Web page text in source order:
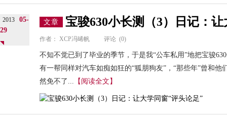
2013
05-
29
文章 宝骏630小长测（3）日记：
作者： XCP冯晞帆 评论 (0)
不知不觉已到了毕业的季节，于是我“公车私用”地把宝骏
有一帮同样对汽车如痴如狂的“狐朋狗友”，“那些年”曾和
然免不了... 【阅读全文】